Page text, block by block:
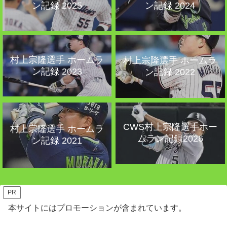
ン記録 2025
ン記録 2024
村上宗隆選手 ホームラ
ン記録 2023
村上宗隆選手 ホームラ
ン記録 2022
村上宗隆選手 ホームラ
ン記録 2021
CWS村上宗隆選手ホー
ムラン記録2026
PR
本サイトにはプロモーションが含まれています。